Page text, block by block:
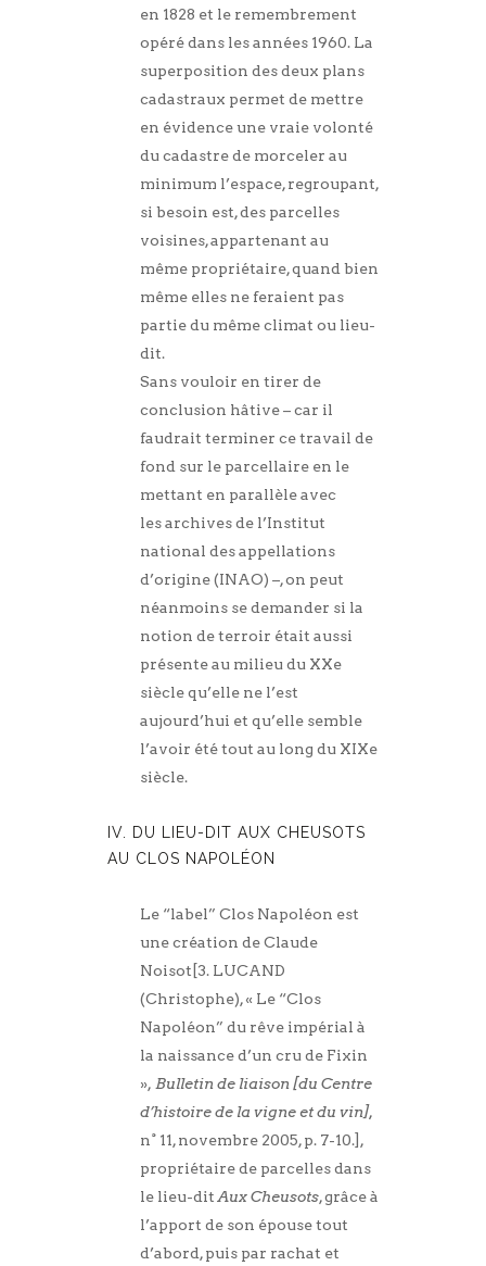
en 1828 et le remembrement
opéré dans les années 1960. La
superposition des deux plans
cadastraux permet de mettre
en évidence une vraie volonté
du cadastre de morceler au
minimum l’espace, regroupant,
si besoin est, des parcelles
voisines, appartenant au
même propriétaire, quand bien
même elles ne feraient pas
partie du même climat ou lieu-
dit.
Sans vouloir en tirer de
conclusion hâtive – car il
faudrait terminer ce travail de
fond sur le parcellaire en le
mettant en parallèle avec
les archives de l’Institut
national des appellations
d’origine (INAO) –, on peut
néanmoins se demander si la
notion de terroir était aussi
présente au milieu du XXe
siècle qu’elle ne l’est
aujourd’hui et qu’elle semble
l’avoir été tout au long du XIXe
siècle.
IV. DU LIEU-DIT AUX CHEUSOTS
AU CLOS NAPOLÉON
Le “label” Clos Napoléon est
une création de Claude
Noisot[3. LUCAND
(Christophe), « Le “Clos
Napoléon” du rêve impérial à
la naissance d’un cru de Fixin
», Bulletin de liaison [du Centre
d’histoire de la vigne et du vin],
n° 11, novembre 2005, p. 7-10.],
propriétaire de parcelles dans
le lieu-dit Aux Cheusots, grâce à
l’apport de son épouse tout
d’abord, puis par rachat et